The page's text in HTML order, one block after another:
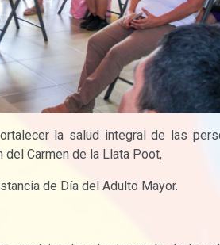
la salud integral de las
Carmen de la Llata Poot,
de Día del Adulto Mayor.